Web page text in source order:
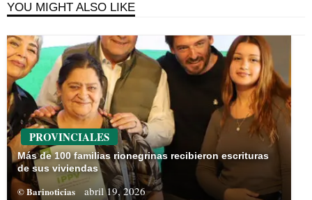
YOU MIGHT ALSO LIKE
PROVINCIALES
Más de 100 familias rionegrinas recibieron escrituras
de sus viviendas
© Barinoticias abril 19, 2026